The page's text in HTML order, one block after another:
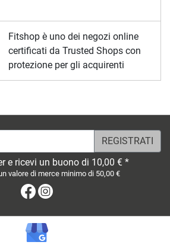
Fitshop è uno dei negozi online
certificati da Trusted Shops con
protezione per gli acquirenti
e ricevi un buono di 10,00 € *
valore di merce minimo di 50,00 €
Facebook